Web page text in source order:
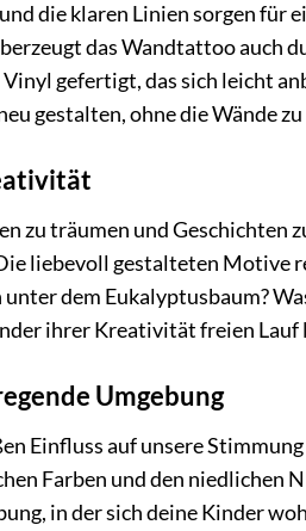
die klaren Linien sorgen für
das Wandtattoo auch
gefertigt, das sich leicht
gestalten, ohne die Wände zu
zu träumen und
liebevoll gestalteten Motive
dem Eukalyptusbaum?
ihrer Kreativität freien Lauf
Umgebung
Einfluss auf unsere
Farben und den niedlichen
in der sich deine Kinder